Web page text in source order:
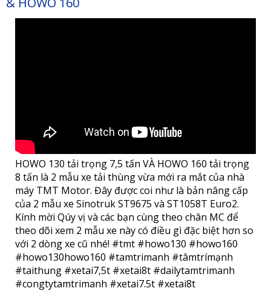
HOWO 130 tải trọng 7,5 tấn VÀ HOWO 160 tải trọng
8 tấn là 2 mẫu xe tải thùng vừa mới ra mắt của nhà
máy TMT Motor. Đây được coi như là bản nâng cấp
của 2 mẫu xe Sinotruk ST9675 và ST1058T Euro2.
Kính mời Qúy vị và các bạn cùng theo chân MC để
theo dõi xem 2 mẫu xe này có điều gì đặc biệt hơn so
với 2 dòng xe cũ nhé! #tmt #howo130 #howo160
#howo130howo160 #tamtrimanh #tâmtrímạnh
#taithung #xetai7,5t #xetai8t #dailytamtrimanh
#congtytamtrimanh #xetai7.5t #xetai8t